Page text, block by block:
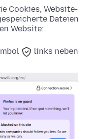
Cookies, Website-
Dateien
Website:
links neben